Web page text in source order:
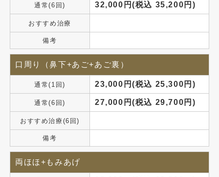
通常(6回) 32,000円(税込 35,200円)
おすすめ治療
備考
口周り（鼻下+あご+あご裏）
通常(1回) 23,000円(税込 25,300円)
通常(6回) 27,000円(税込 29,700円)
おすすめ治療(6回)
備考
両ほほ+もみあげ